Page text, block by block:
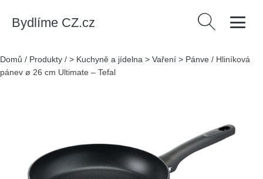
Bydlíme CZ.cz Vyhledávání
Domů / Produkty / > Kuchyně a jídelna > Vaření > Pánve / Hliníková
pánev ø 26 cm Ultimate – Tefal